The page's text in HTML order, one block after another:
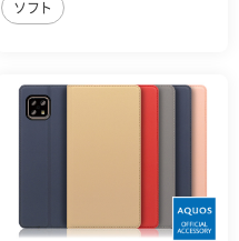
ソフト